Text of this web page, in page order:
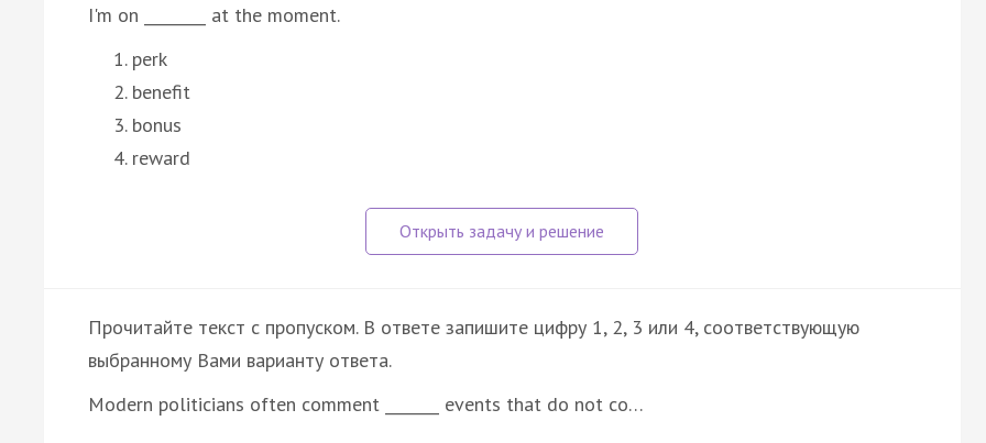
I'm on ________ at the moment.
perk
benefit
bonus
reward
Прочитайте текст с пропуском. В ответе запишите цифру 1, 2, 3 или 4, соответствующую
выбранному Вами варианту ответа.
Modern politicians often comment _______ events that do not co…